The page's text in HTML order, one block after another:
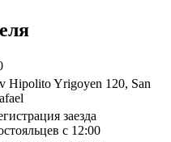
Hipolito Yrigoyen 120, San
заезда
с 12:00